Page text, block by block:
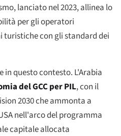
lanciato nel 2023, allinea lo
per gli operatori
con gli standard dei
in questo contesto. L'Arabia
del GCC per PIL, con il
2030 che ammonta a
nell'arco del programma
capitale allocata